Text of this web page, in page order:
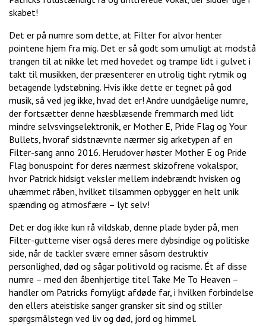
skabet!
Det er på numre som dette, at Filter for alvor henter
pointene hjem fra mig. Det er så godt som umuligt at modstå
trangen til at nikke let med hovedet og trampe lidt i gulvet i
takt til musikken, der præsenterer en utrolig tight rytmik og
betagende lydstøbning. Hvis ikke dette er tegnet på god
musik, så ved jeg ikke, hvad det er! Andre uundgåelige numre,
der fortsætter denne hæsblæsende fremmarch med lidt
mindre selvsvingselektronik, er Mother E, Pride Flag og Your
Bullets, hvoraf sidstnævnte nærmer sig arketypen af en
Filter-sang anno 2016. Herudover høster Mother E og Pride
Flag bonuspoint for deres nærmest skizofrene vokalspor,
hvor Patrick hidsigt veksler mellem indebrændt hvisken og
uhæmmet råben, hvilket tilsammen opbygger en helt unik
spænding og atmosfære – lyt selv!
Det er dog ikke kun rå vildskab, denne plade byder på, men
Filter-gutterne viser også deres mere dybsindige og politiske
side, når de tackler svære emner såsom destruktiv
personlighed, død og sågar politivold og racisme. Ét af disse
numre – med den åbenhjertige titel Take Me To Heaven –
handler om Patricks fornyligt afdøde far, i hvilken forbindelse
den ellers ateistiske sanger gransker sit sind og stiller
spørgsmålstegn ved liv og død, jord og himmel.